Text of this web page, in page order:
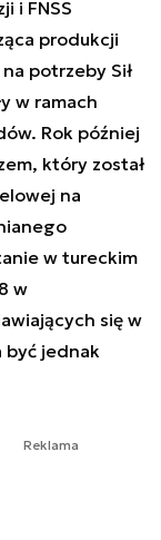
i FNSS
produkcji
potrzeby Sił
w ramach
Rok później
który został
na
w tureckim
w
się w
być jednak
Reklama